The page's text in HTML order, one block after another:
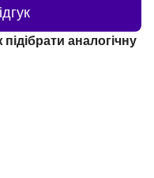
аналогічну